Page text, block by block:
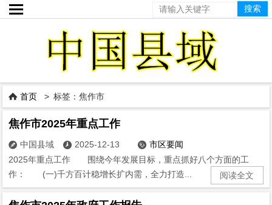

 首页 > 标签：焦作市
焦作市2025年重点工作
 中国县域  2025-12-13  市区要闻
2025年重点工作 围绕今年发展目标，重点抓好八个方面的工
作： (一)千方百计稳增长扩内需，全力打造...
阅读全文